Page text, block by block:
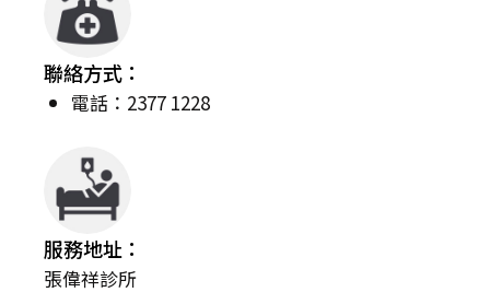
聯絡方式：
電話：2377 1228
服務地址：
張偉祥診所